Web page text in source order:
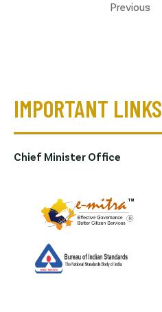
Previous
IMPORTANT LINKS
Chief Minister Office